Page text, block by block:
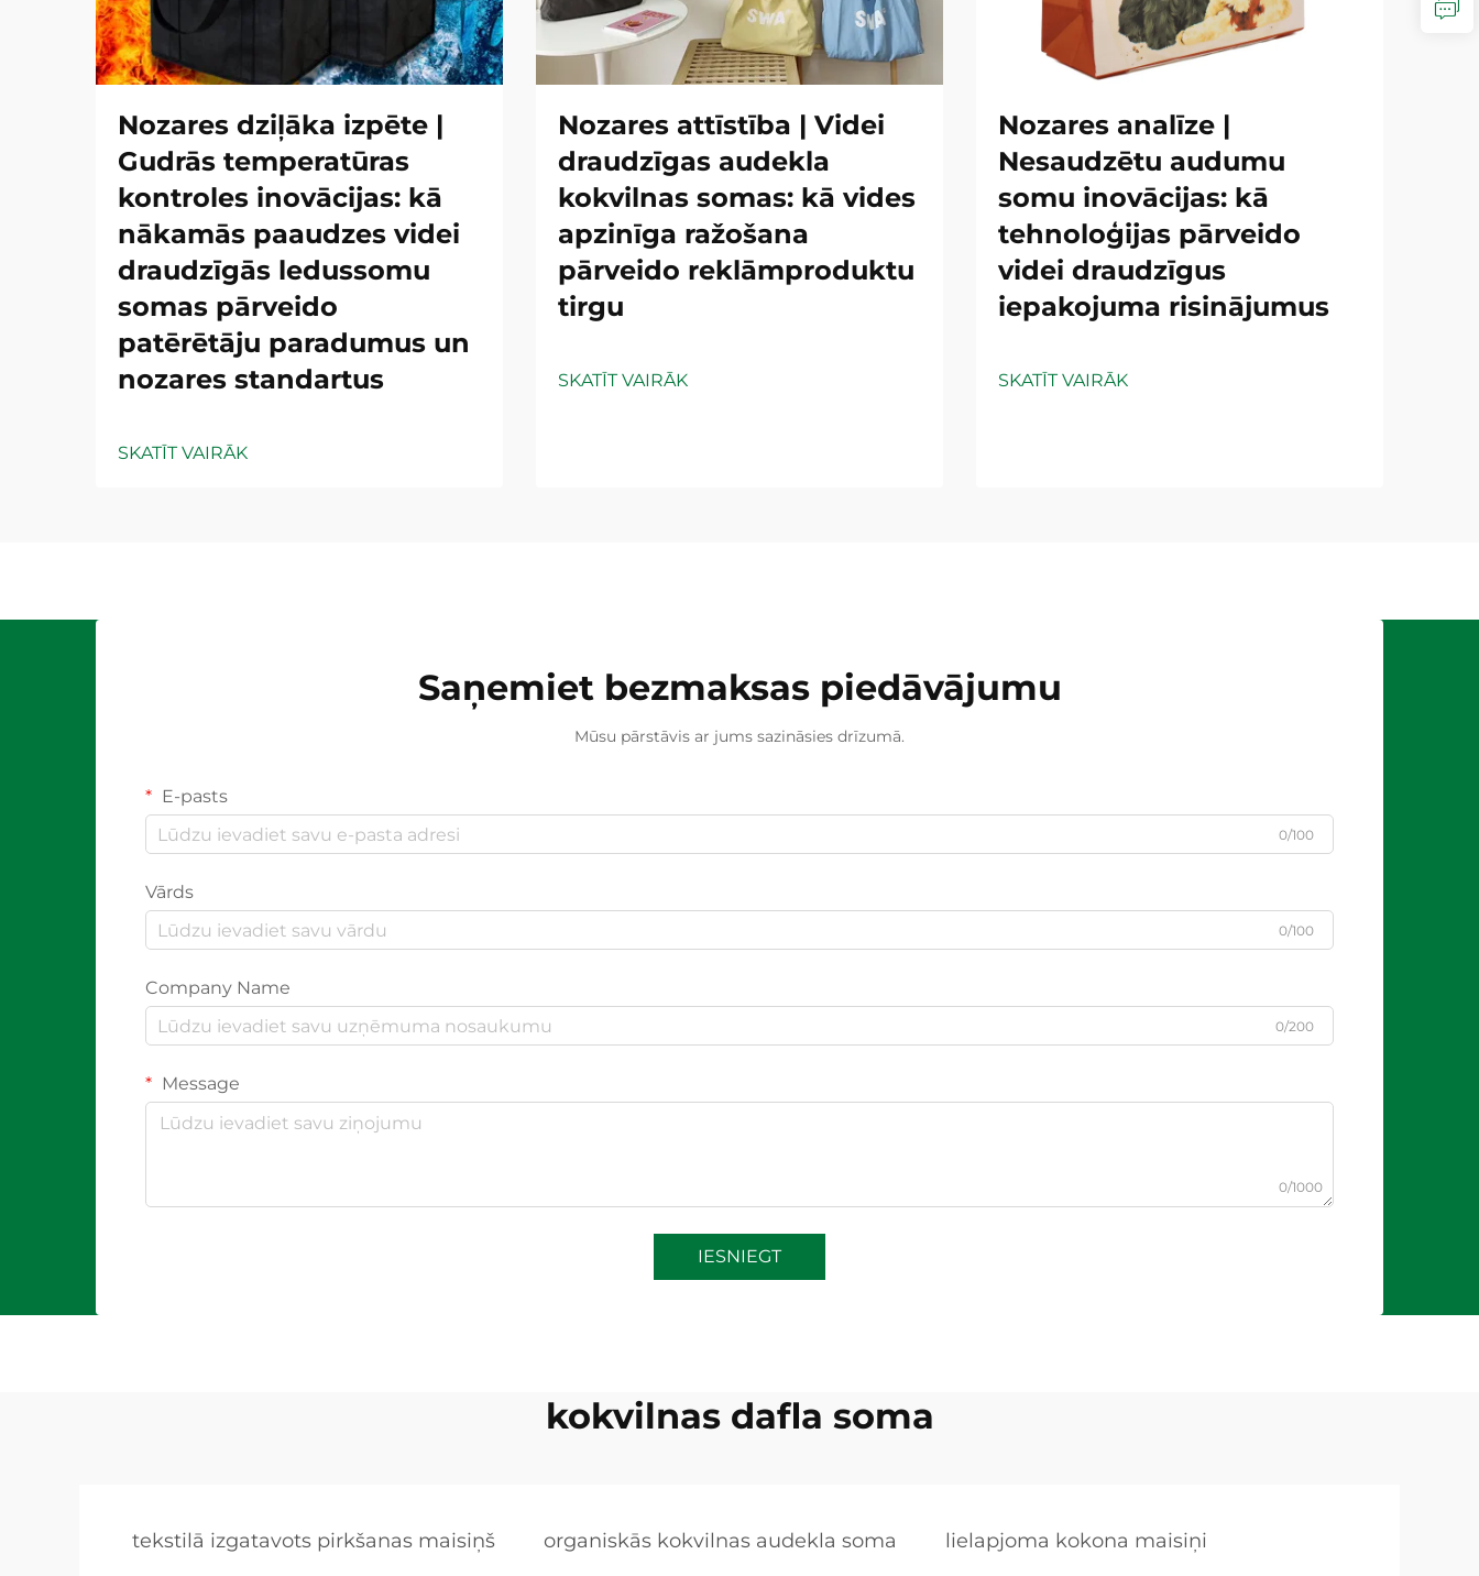
Nozares dziļāka izpēte |
Gudrās temperatūras
kontroles inovācijas: kā
nākamās paaudzes videi
draudzīgās ledussomu
somas pārveido
patērētāju paradumus un
nozares standartus
SKATĪT VAIRĀK
Nozares attīstība | Videi
draudzīgas audekla
kokvilnas somas: kā vides
apzinīga ražošana
pārveido reklāmproduktu
tirgu
SKATĪT VAIRĀK
Nozares analīze |
Nesaudzētu audumu
somu inovācijas: kā
tehnoloģijas pārveido
videi draudzīgus
iepakojuma risinājumus
SKATĪT VAIRĀK
Saņemiet bezmaksas piedāvājumu
Mūsu pārstāvis ar jums sazināsies drīzumā.
E-pasts
0/100
Vārds
0/100
Company Name
0/200
Message
0/1000
IESNIEGT
kokvilnas dafla soma
tekstilā izgatavots pirkšanas maisiņš organiskās kokvilnas audekla soma lielapjoma kokona maisiņi